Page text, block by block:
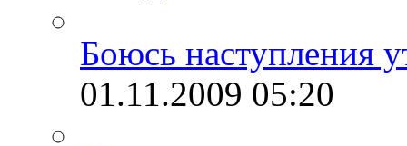
Боюсь наступления
01.11.2009 05:20